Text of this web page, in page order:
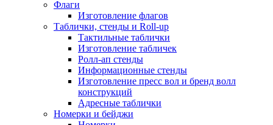
Флаги
Изготовление флагов
Таблички, стенды и Roll-up
Тактильные таблички
Изготовление табличек
Ролл-ап стенды
Информационные стенды
Изготовление пресс вол и бренд волл
конструкций
Адресные таблички
Номерки и бейджи